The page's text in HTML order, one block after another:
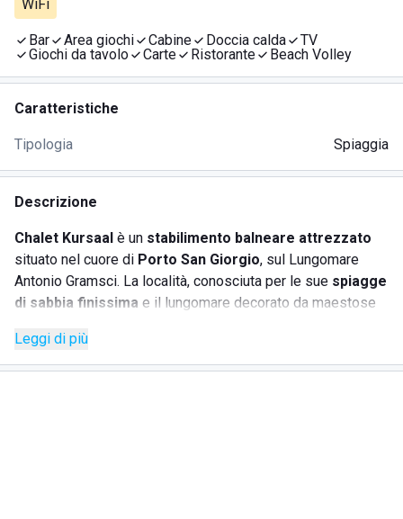
WiFi
Bar Area giochi Cabine Doccia calda
TV
Giochi da tavolo
Carte Ristorante Beach Volley
Caratteristiche
Tipologia Spiaggia
Descrizione
Chalet Kursaal è un stabilimento balneare attrezzato
situato nel cuore di Porto San Giorgio, sul Lungomare
Antonio Gramsci. La località, conosciuta per le sue spiagge
di sabbia finissima e il lungomare decorato da maestose
divertimento. Grazie alla sua atmosfera accogliente e ai
servizi esclusivi, è il luogo ideale perfamiglie, coppie e
Leggi di più